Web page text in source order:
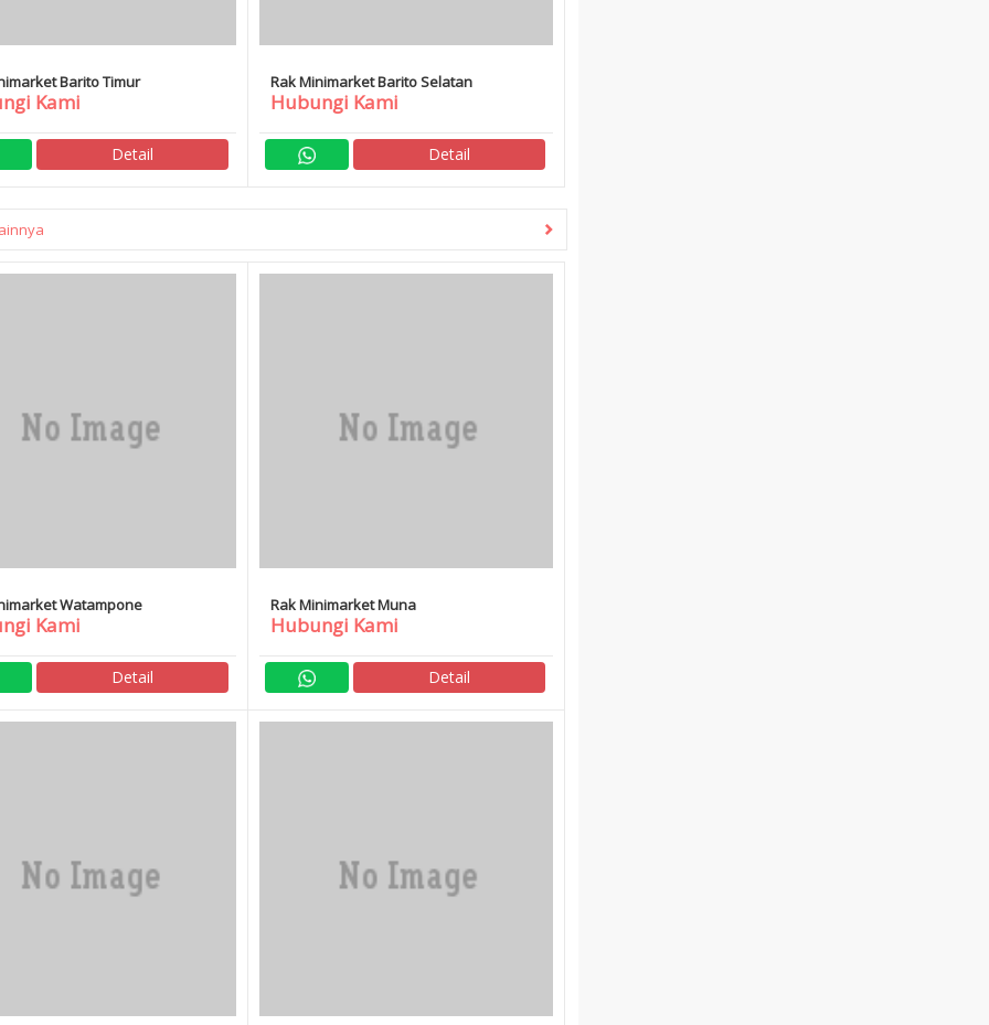
Barito Timur
Kami
Detail
Rak Minimarket Barito Selatan
Hubungi Kami
Detail
Watampone
Kami
Detail
Rak Minimarket Muna
Hubungi Kami
Detail